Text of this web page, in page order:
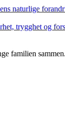
naturlige
trygghet og
familien